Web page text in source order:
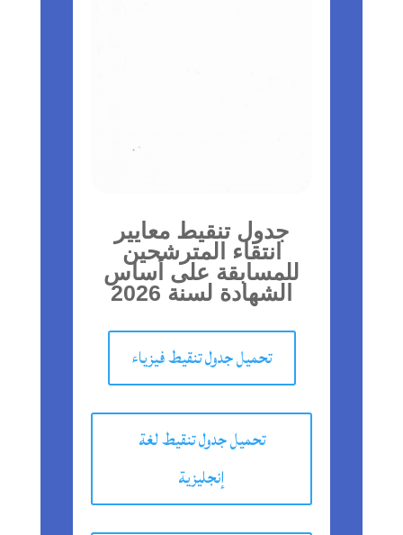
جدول تنقيط معايير
انتقاء المترشحين
للمسابقة على أساس
الشهادة لسنة 2026
تحميل جدول تنقيط فيزياء
تحميل جدول تنقيط لغة
إنجليزية